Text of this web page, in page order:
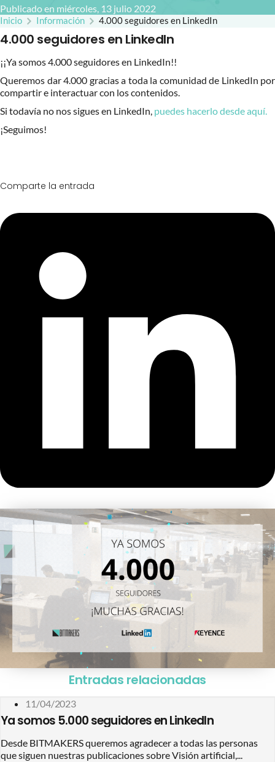
Publicado en miércoles, 13 julio 2022
Inicio Información 4.000 seguidores en LinkedIn
4.000 seguidores en LinkedIn
¡¡Ya somos 4.000 seguidores en LinkedIn!!
Queremos dar 4.000 gracias a toda la comunidad de LinkedIn por
compartir e interactuar con los contenidos.
Si todavía no nos sigues en LinkedIn, puedes hacerlo desde aquí.
¡Seguimos!
Comparte la entrada
Entradas relacionadas
11/04/2023
Ya somos 5.000 seguidores en LinkedIn
Desde BITMAKERS queremos agradecer a todas las personas
que siguen nuestras publicaciones sobre Visión artificial,...